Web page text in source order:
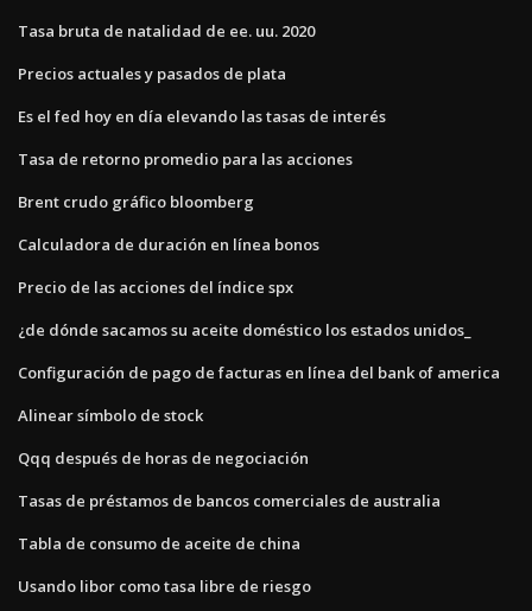
Tasa bruta de natalidad de ee. uu. 2020
Precios actuales y pasados ​​de plata
Es el fed hoy en día elevando las tasas de interés
Tasa de retorno promedio para las acciones
Brent crudo gráfico bloomberg
Calculadora de duración en línea bonos
Precio de las acciones del índice spx
¿de dónde sacamos su aceite doméstico los estados unidos_
Configuración de pago de facturas en línea del bank of america
Alinear símbolo de stock
Qqq después de horas de negociación
Tasas de préstamos de bancos comerciales de australia
Tabla de consumo de aceite de china
Usando libor como tasa libre de riesgo